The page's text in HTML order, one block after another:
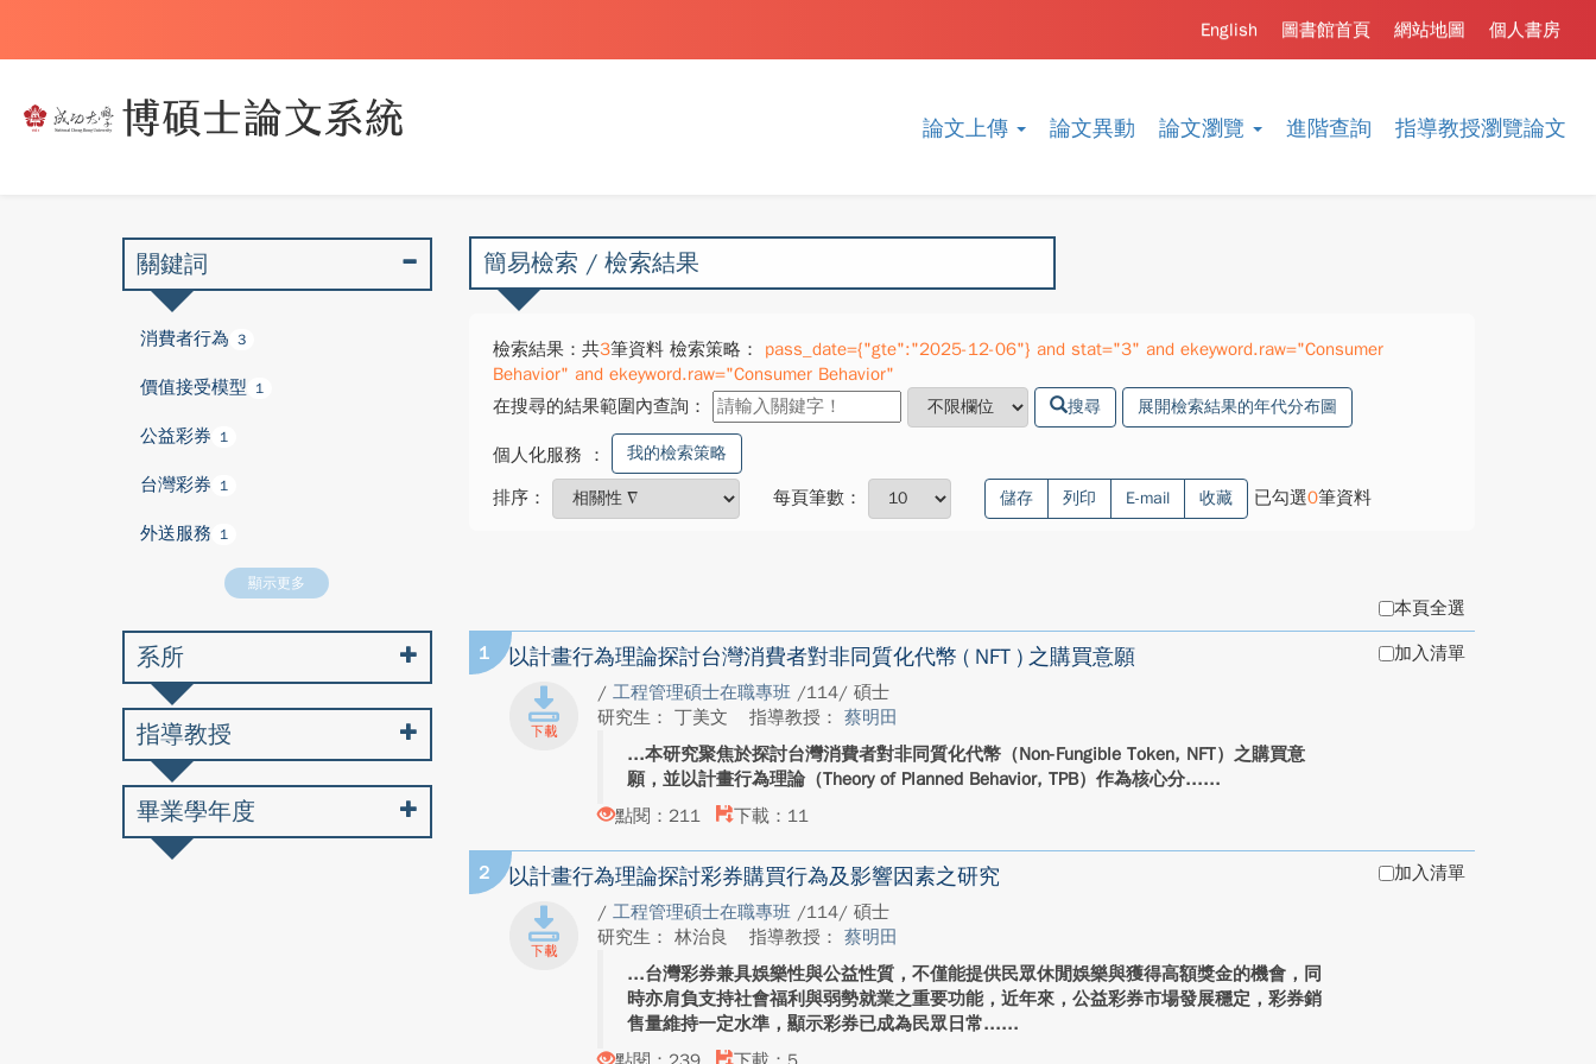
論文上傳 論文異動 論文瀏覽 進階查詢 指導教授瀏覽論文
個人書房
網站地圖
圖書館首頁
English
簡易檢索 / 檢索結果
檢索結果：共3筆資料 檢索策略：
pass_date={"gte":"2025-12-06"} and stat="3" and ekeyword.raw="Consumer
Behavior" and ekeyword.raw="Consumer Behavior"
在搜尋的結果範圍內查詢：
搜尋 展開檢索結果的年代分布圖
個人化服務 ： 我的檢索策略
排序： 每頁筆數： 儲存 列印 E-mail 收藏 已勾選0筆資料
本頁全選
1 以計畫行為理論探討台灣消費者對非同質化代幣 ( NFT ) 之購買意願
/ 工程管理碩士在職專班 /114/ 碩士
研究生： 丁美文
指導教授： 蔡明田
本研究聚焦於探討台灣消費者對非同質化代幣（Non-Fungible Token, NFT）之購買意
願，並以計畫行為理論（Theory of Planned Behavior, TPB）作為核心分...
點閱：211
下載：11
加入清單
2 以計畫行為理論探討彩券購買行為及影響因素之研究
/ 工程管理碩士在職專班 /114/ 碩士
研究生： 林治良
指導教授： 蔡明田
台灣彩券兼具娛樂性與公益性質，不僅能提供民眾休閒娛樂與獲得高額獎金的機會，同
時亦肩負支持社會福利與弱勢就業之重要功能，近年來，公益彩券市場發展穩定，彩券銷
售量維持一定水準，顯示彩券已成為民眾日常...
加入清單
關鍵詞
消費者行為 3
價值接受模型 1
公益彩券 1
台灣彩券 1
外送服務 1
顯示更多
系所
指導教授
畢業學年度